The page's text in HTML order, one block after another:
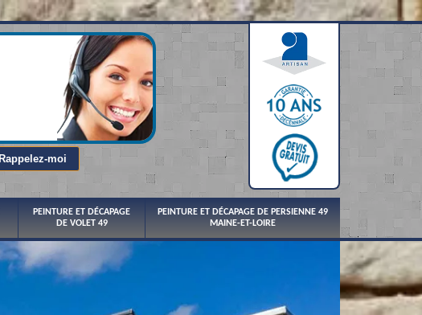
PEINTURE ET DÉCAPAGE
DE VOLET 49
PEINTURE ET DÉCAPAGE DE PERSIENNE 49
MAINE-ET-LOIRE